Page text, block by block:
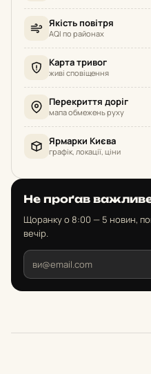
Якість повітря
AQI по районах
Карта тривог
живі сповіщення
Перекриття доріг
мапа обмежень руху
Ярмарки Києва
графік, локації, ціни
Не проґав
Щоранку о 8:00 — 5 новин,
вечір.